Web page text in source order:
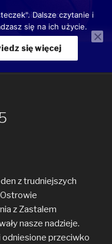
teraźniejszości oraz
z trudniejszych
z Zastalem
nasze nadzieje.
przeciwko
Dalsze czytanie i
się na ich użycie.
się więcej